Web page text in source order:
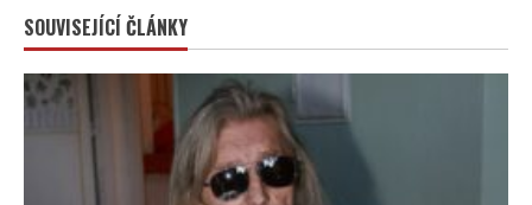
SOUVISEJÍCÍ ČLÁNKY